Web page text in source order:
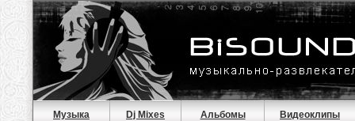
Музыка Dj Mixes Альбомы Видеоклипы